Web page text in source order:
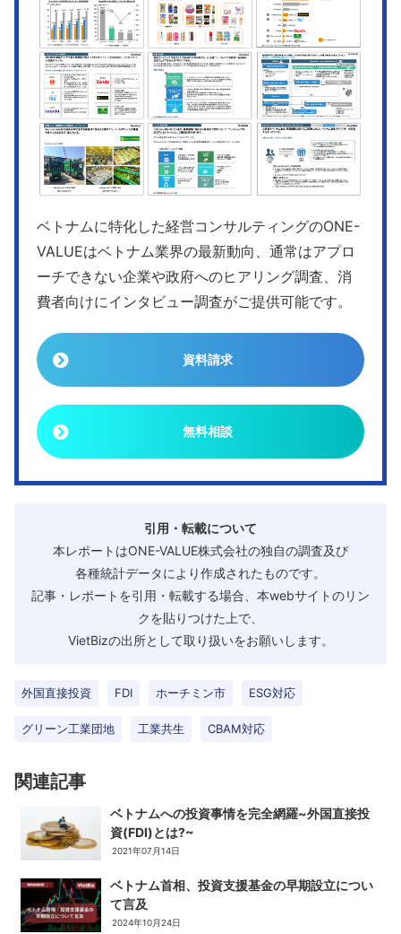
ベトナムに特化した経営コンサルティングのONE-
VALUEはベトナム業界の最新動向、通常はアプロ
ーチできない企業や政府へのヒアリング調査、消
費者向けにインタビュー調査がご提供可能です。
資料請求
無料相談
引用・転載について
本レポートはONE-VALUE株式会社の独自の調査及び
各種統計データにより作成されたものです。
記事・レポートを引用・転載する場合、本webサイトのリン
クを貼りつけた上で、
VietBizの出所として取り扱いをお願いします。
外国直接投資 FDI ホーチミン市 ESG対応
グリーン工業団地 工業共生 CBAM対応
関連記事
ベトナムへの投資事情を完全網羅~外国直接投
資(FDI)とは?~
2021年07月14日
ベトナム首相、投資支援基金の早期設立につい
て言及
2024年10月24日